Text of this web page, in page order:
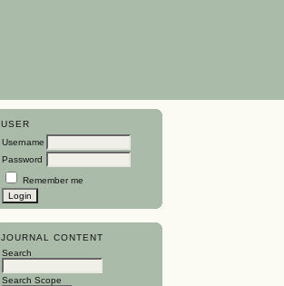
USER
Username
Password
Remember me
JOURNAL CONTENT
Search
Search Scope